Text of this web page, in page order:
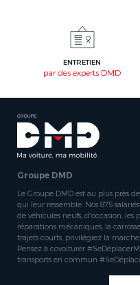
ENTRETIEN
par des experts DMD
Groupe DMD
Le Groupe DMD est au plus près
qui leur ressemble. Nos 875
de véhicules neufs, d'occasion,
réparations mécaniques, la
trajets courts, privilégiez la
Pensez à covoiturer
transports en commun